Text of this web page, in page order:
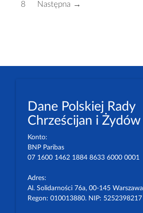
8
Następna →
Dane Polskiej Rady
Chrześcijan i Żydów
Konto:
BNP Paribas
07 1600 1462 1884 8633 6000 0001
Adres:
Al. Solidarności 76a, 00-145 Warszawa
Regon: 010013880. NIP: 5252398217